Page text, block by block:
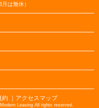
は無休）
約 ｜アクセスマップ
Leasing All rights reserved.